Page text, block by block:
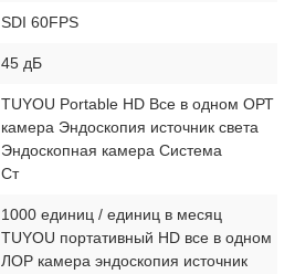
SDI 60FPS
45 дБ
TUYOU Portable HD Все в одном ОРТ
камера Эндоскопия источник света
Эндоскопная камера Система
Ст
1000 единиц / единиц в месяц
TUYOU портативный HD все в одном
ЛОР камера эндоскопия источник